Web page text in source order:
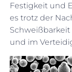
Festigkeit und
es trotz der
und im